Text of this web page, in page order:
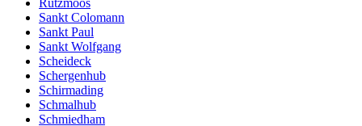
Sankt Colomann
Sankt Paul
Sankt Wolfgang
Scheideck
Schergenhub
Schirmading
Schmalhub
Schmiedham